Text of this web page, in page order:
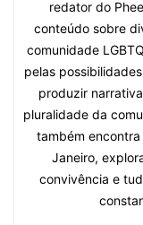
redator do
conteúdo sobre
comunidade
pelas
produzir
pluralidade da
também
Janeiro,
convivência e